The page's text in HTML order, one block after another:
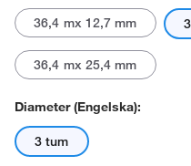
36,4 mx 12,7 mm
36,4 mx 25,4 mm
Diameter (engelska):
3 tum